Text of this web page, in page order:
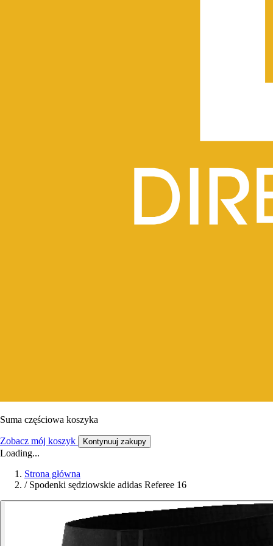
Suma częściowa koszyka
Zobacz mój koszyk Kontynuuj zakupy
Loading...
Strona główna
/ Spodenki sędziowskie adidas Referee 16